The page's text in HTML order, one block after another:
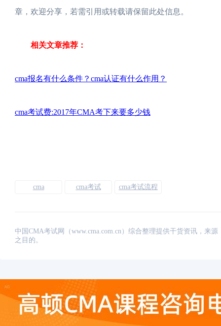
章，欢迎分享，若需引用或转载请保留此处信息。
相关文章推荐：
cma报名有什么条件？cma认证有什么作用？
cma考试费:2017年CMA考下来要多少钱
cma cma考试 cma考试流程
中国CMA考试网（www.cma.com.cn）综合整理提供干货资讯，来
之目的。